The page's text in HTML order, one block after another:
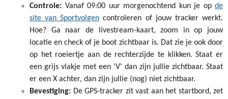
Controle: Vanaf 09:00 uur morgenochtend kun je op de
site van Sportvolgen controleren of jouw tracker werkt.
Hoe? Ga naar de livestream-kaart, zoom in op jouw
locatie en check of je boot zichtbaar is. Dat zie je ook door
op het roeiertje aan de rechterzijde te klikken. Staat er
een grijs vlakje met een 'V' dan zijn jullie zichtbaar. Staat
er een X achter, dan zijn jullie (nog) niet zichtbaar.
Bevestiging: De GPS-tracker zit vast aan het startbord, zet